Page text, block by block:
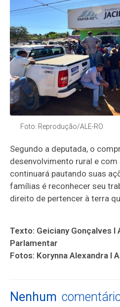
Foto: Reprodução/ALE-RO
Segundo a deputada, o
desenvolvimento rural e
continuará pautando suas
famílias é reconhecer seu
direito de pertencer à terra
Texto: Geiciany Gonçalves I
Parlamentar
Fotos: Korynna Alexandra I
Nenhum